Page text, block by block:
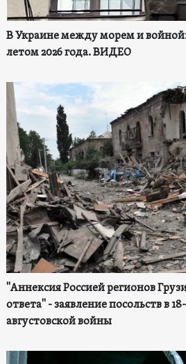
В Украине между морем и
летом 2026 года. ВИДЕО
"Аннексия Россией регионов
ответа" - заявление посольств в
августовской войны